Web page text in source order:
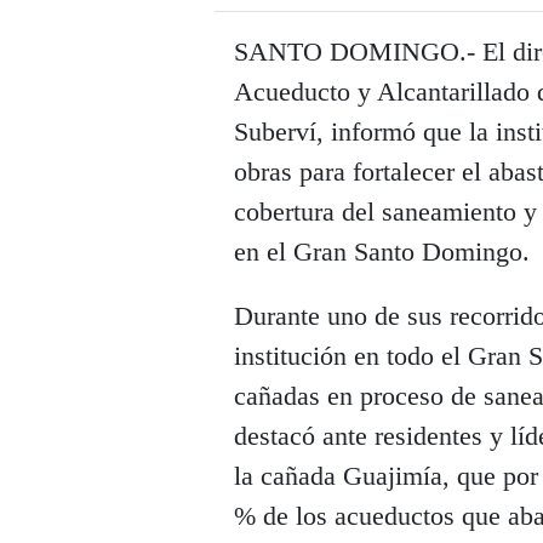
SANTO DOMINGO.- El
Acueducto y
Suberví, informó que la
obras para fortalecer el
cobertura del saneamiento
en el Gran Santo Domingo.
Durante uno de sus
institución en todo el Gran
cañadas en proceso de
destacó ante residentes y
la cañada Guajimía, que
% de los acueductos que